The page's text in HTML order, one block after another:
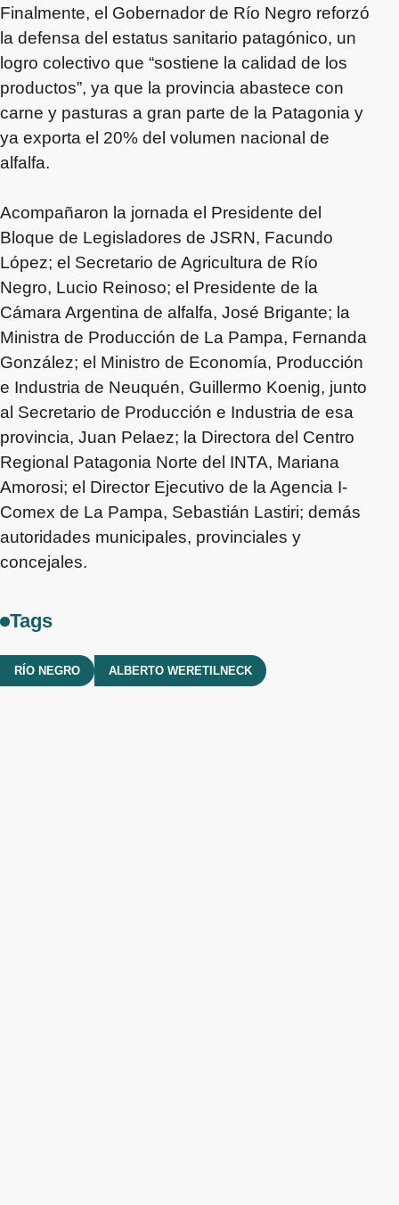
Finalmente, el Gobernador de Río Negro reforzó
la defensa del estatus sanitario patagónico, un
logro colectivo que “sostiene la calidad de los
productos”, ya que la provincia abastece con
carne y pasturas a gran parte de la Patagonia y
ya exporta el 20% del volumen nacional de
alfalfa.
Acompañaron la jornada el Presidente del
Bloque de Legisladores de JSRN, Facundo
López; el Secretario de Agricultura de Río
Negro, Lucio Reinoso; el Presidente de la
Cámara Argentina de alfalfa, José Brigante; la
Ministra de Producción de La Pampa, Fernanda
González; el Ministro de Economía, Producción
e Industria de Neuquén, Guillermo Koenig, junto
al Secretario de Producción e Industria de esa
provincia, Juan Pelaez; la Directora del Centro
Regional Patagonia Norte del INTA, Mariana
Amorosi; el Director Ejecutivo de la Agencia I-
Comex de La Pampa, Sebastián Lastiri; demás
autoridades municipales, provinciales y
concejales.
Tags
RÍO NEGRO ALBERTO WERETILNECK